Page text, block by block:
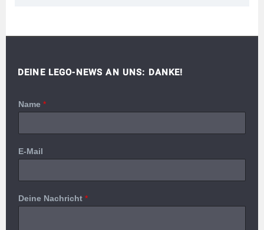
DEINE LEGO-NEWS AN UNS: DANKE!
Name *
E-Mail
Deine Nachricht *